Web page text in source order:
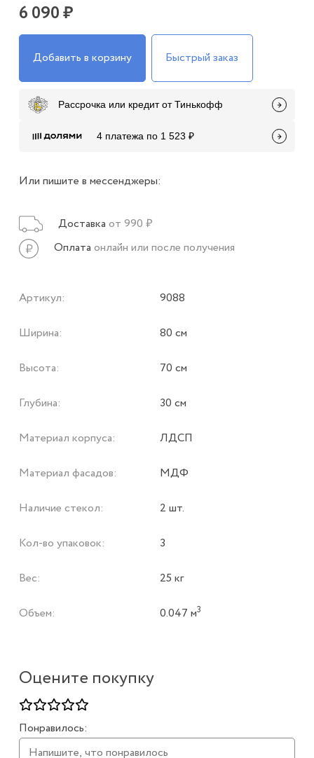
Оцените покупку
Понравилось:
6 090 ₽
Добавить в корзину Быстрый заказ
Рассрочка или кредит от Тинькофф
4 платежа по 1 523 ₽
Или пишите в мессенджеры:
Доставка от 990 ₽
Оплата онлайн или после получения
Артикул: 9088
Ширина: 80 см
Высота: 70 см
Глубина: 30 см
Материал корпуса: ЛДСП
Материал фасадов: МДФ
Наличие стекол: 2 шт.
Кол-во упаковок: 3
Вес: 25 кг
Объем: 0.047 м3